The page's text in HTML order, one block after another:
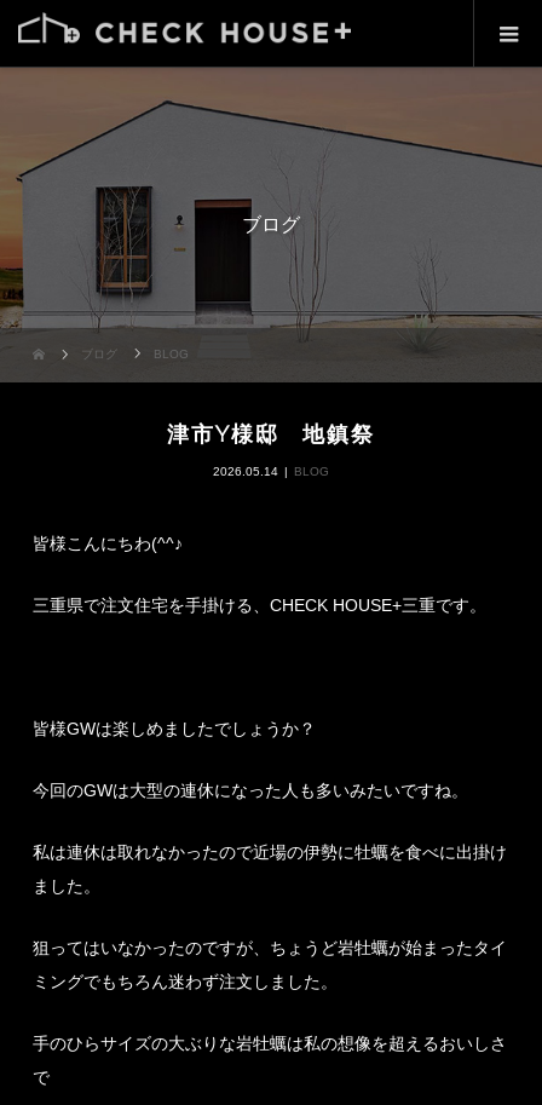
ブログ
ブログ BLOG
津市Y様邸 地鎮祭
2026.05.14 BLOG
皆様こんにちわ(^^♪
三重県で注文住宅を手掛ける、CHECK HOUSE+三重です。
皆様GWは楽しめましたでしょうか？
今回のGWは大型の連休になった人も多いみたいですね。
私は連休は取れなかったので近場の伊勢に牡蠣を食べに出掛け
ました。
狙ってはいなかったのですが、ちょうど岩牡蠣が始まったタイ
ミングでもちろん迷わず注文しました。
手のひらサイズの大ぶりな岩牡蠣は私の想像を超えるおいしさ
で